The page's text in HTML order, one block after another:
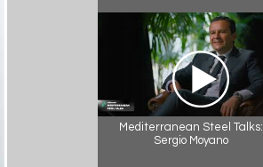
Mediterranean Steel Talks:
Sergio Moyano